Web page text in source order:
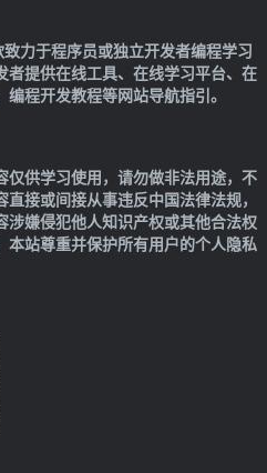
力于程序员或独立开发者编程学习
者提供在线工具、在线学习平台、在
程开发教程等网站导航指引。
供学习使用，请勿做非法用途，不
接或间接从事违反中国法律法规，
涉嫌侵犯他人知识产权或其他合法权
站尊重并保护所有用户的个人隐私